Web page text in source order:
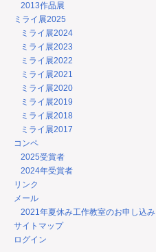
2013作品展
ミライ展2025
ミライ展2024
ミライ展2023
ミライ展2022
ミライ展2021
ミライ展2020
ミライ展2019
ミライ展2018
ミライ展2017
コンペ
2025受賞者
2024年受賞者
リンク
メール
2021年夏休み工作教室のお申し込み
サイトマップ
ログイン